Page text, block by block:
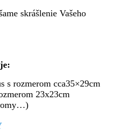
skrášlenie Vašeho
s rozmerom cca35×29cm
23x23cm